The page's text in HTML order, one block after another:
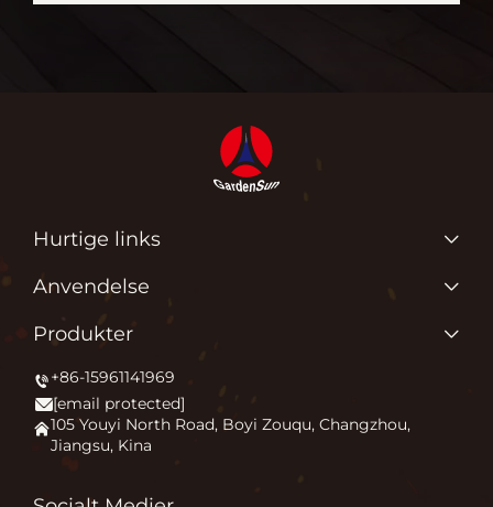
Hurtige links
Produkter
Nyheder
Kontakt os
Ofte stillede spørgsmål
Anvendelse
Hvorfor elsker vi, hvad vi gør?
Produkter
Terrasseovn
Bålplads
Pizza ovn
+86-15961141969
[email protected]
105 Youyi North Road, Boyi Zouqu, Changzhou,
Jiangsu, Kina